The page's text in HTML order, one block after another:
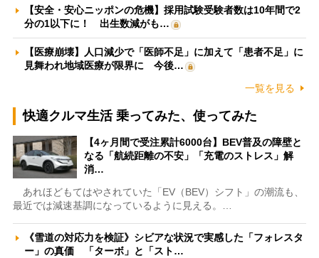
【安全・安心ニッポンの危機】採用試験受験者数は10年間で2
分の1以下に！ 出生数減がも…
【医療崩壊】人口減少で「医師不足」に加えて「患者不足」に
見舞われ地域医療が限界に 今後…
一覧を見る
快適クルマ生活 乗ってみた、使ってみた
【4ヶ月間で受注累計6000台】BEV普及の障壁と
なる「航続距離の不安」「充電のストレス」解
消…
あれほどもてはやされていた「EV（BEV）シフト」の潮流も、
最近では減速基調になっているように見える。…
《雪道の対応力を検証》シビアな状況で実感した「フォレスタ
ー」の真価 「ターボ」と「スト…